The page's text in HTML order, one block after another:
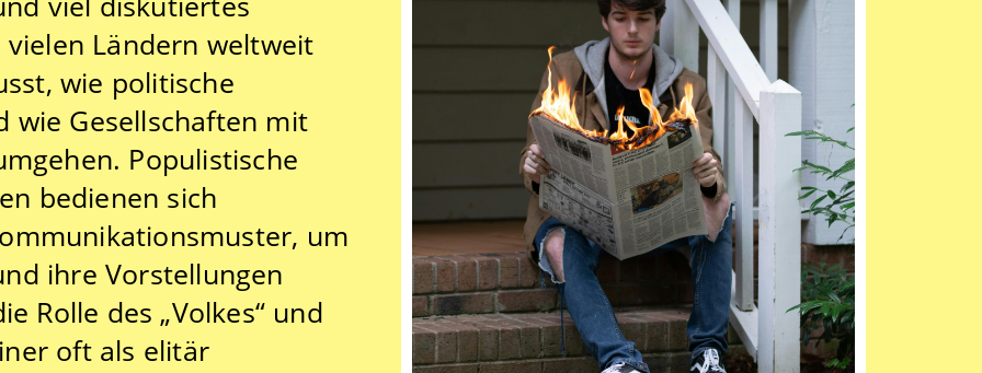
Ländern weltweit
wie politische
wie Gesellschaften mit
Populistische
bedienen sich
um
ihre Vorstellungen
Rolle des „Volkes“ und
oft als elitär